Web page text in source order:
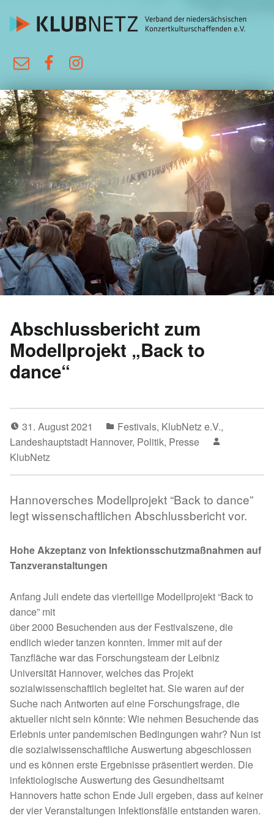
Abschlussbericht zum
Modellprojekt „Back to
dance“
31. August 2021 Festivals, KlubNetz e.V.,
Landeshauptstadt Hannover, Politik, Presse
KlubNetz
Hannoversches Modellprojekt “Back to dance”
legt wissenschaftlichen Abschlussbericht vor.
Hohe Akzeptanz von Infektionsschutzmaßnahmen auf
Tanzveranstaltungen
Anfang Juli endete das vierteilige Modellprojekt “Back to
dance” mit
über 2000 Besuchenden aus der Festivalszene, die
endlich wieder tanzen konnten. Immer mit auf der
Tanzfläche war das Forschungsteam der Leibniz
Universität Hannover, welches das Projekt
sozialwissenschaftlich begleitet hat. Sie waren auf der
Suche nach Antworten auf eine Forschungsfrage, die
aktueller nicht sein könnte: Wie nehmen Besuchende das
Erlebnis unter pandemischen Bedingungen wahr? Nun ist
die sozialwissenschaftliche Auswertung abgeschlossen
und es können erste Ergebnisse präsentiert werden. Die
infektiologische Auswertung des Gesundheitsamt
Hannovers hatte schon Ende Juli ergeben, dass auf keiner
der vier Veranstaltungen Infektionsfälle entstanden waren.